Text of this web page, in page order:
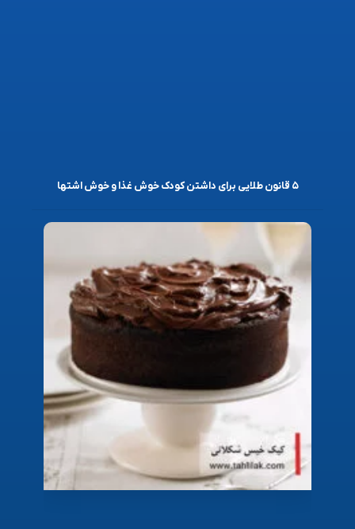
۵ قانون طلایی برای داشتن کودک خوش غذا و خوش اشتها